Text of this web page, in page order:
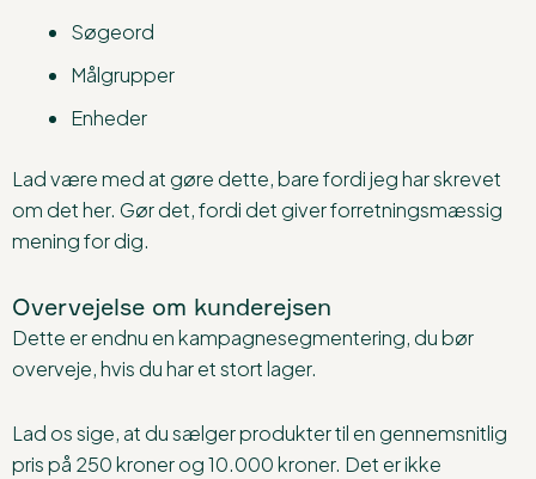
Søgeord
Målgrupper
Enheder
Lad være med at gøre dette, bare fordi jeg har skrevet
om det her. Gør det, fordi det giver forretningsmæssig
mening for dig.
Overvejelse om kunderejsen
Dette er endnu en kampagnesegmentering, du bør
overveje, hvis du har et stort lager.
Lad os sige, at du sælger produkter til en gennemsnitlig
pris på 250 kroner og 10.000 kroner. Det er ikke